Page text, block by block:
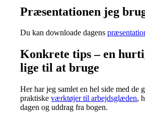
Præsentationen jeg
Du kan downloade dagens
Konkrete tips – en
lige til at bruge
Her har jeg samlet en hel side med de
praktiskeværktøjer til arbejdsglæden,
dagen og uddrag fra bogen.